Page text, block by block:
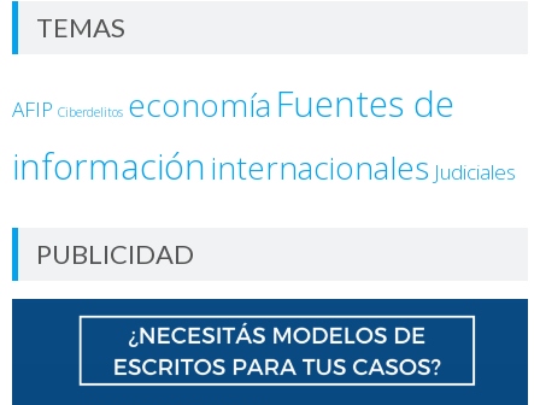
TEMAS
AFIP Ciberdelitos economía Fuentes de
informacióninternacionales Judiciales
PUBLICIDAD